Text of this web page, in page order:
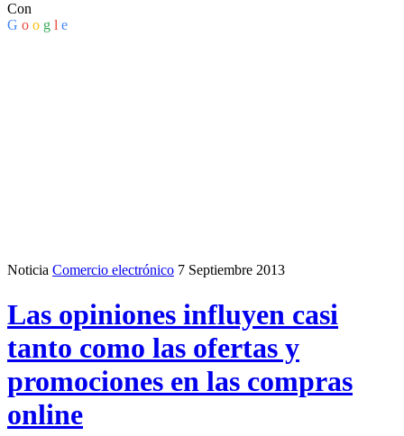
Con
G o o g l e
Noticia Comercio electrónico 7 Septiembre 2013
Las opiniones influyen casi
tanto como las ofertas y
promociones en las compras
online